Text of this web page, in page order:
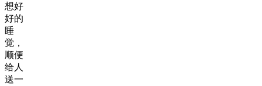
想好
好的
睡
觉，
顺便
给人
送一